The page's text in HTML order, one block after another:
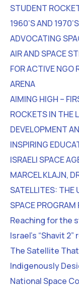
STUDENT
1960’S AND 1970’S
ADVOCATING
AIR AND SPACE
FOR ACTIVE NGO
ARENA
AIMING HIGH –
ROCKETS IN THE
DEVELOPMENT
INSPIRING
ISRAELI SPACE
MARCEL KLAJN,
SATELLITES: THE
SPACE PROGRAM
Reaching for the
Israel's “Shavit 2”
The Satellite
Indigenously
National Space